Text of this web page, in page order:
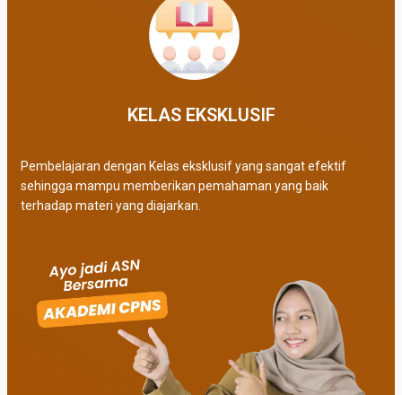
KELAS EKSKLUSIF​
Pembelajaran dengan Kelas eksklusif yang sangat efektif
sehingga mampu memberikan pemahaman yang baik
terhadap materi yang diajarkan.